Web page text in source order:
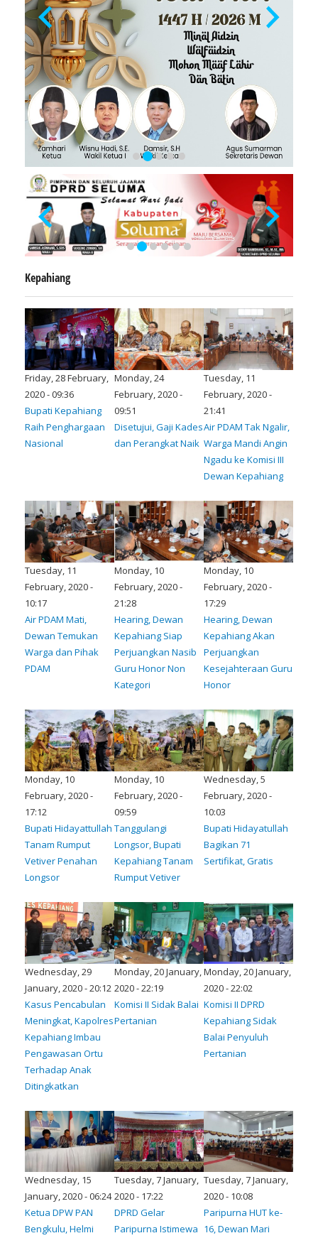
Kepahiang
Friday, 28 February,
2020 - 09:36
Bupati Kepahiang
Raih Penghargaan
Nasional
Monday, 24
February, 2020 -
09:51
Disetujui, Gaji Kades
dan Perangkat Naik
Tuesday, 11
February, 2020 -
21:41
Air PDAM Tak Ngalir,
Warga Mandi Angin
Ngadu ke Komisi III
Dewan Kepahiang
Tuesday, 11
February, 2020 -
10:17
Air PDAM Mati,
Dewan Temukan
Warga dan Pihak
PDAM
Monday, 10
February, 2020 -
21:28
Hearing, Dewan
Kepahiang Siap
Perjuangkan Nasib
Guru Honor Non
Kategori
Monday, 10
February, 2020 -
17:29
Hearing, Dewan
Kepahiang Akan
Perjuangkan
Kesejahteraan Guru
Honor
Monday, 10
February, 2020 -
17:12
Bupati Hidayattullah
Tanam Rumput
Vetiver Penahan
Longsor
Monday, 10
February, 2020 -
09:59
Tanggulangi
Longsor, Bupati
Kepahiang Tanam
Rumput Vetiver
Wednesday, 5
February, 2020 -
10:03
Bupati Hidayatullah
Bagikan 71
Sertifikat, Gratis
Wednesday, 29
January, 2020 - 20:12
Kasus Pencabulan
Meningkat, Kapolres
Kepahiang Imbau
Pengawasan Ortu
Terhadap Anak
Ditingkatkan
Monday, 20 January,
2020 - 22:19
Komisi II Sidak Balai
Pertanian
Monday, 20 January,
2020 - 22:02
Komisi II DPRD
Kepahiang Sidak
Balai Penyuluh
Pertanian
Wednesday, 15
January, 2020 - 06:24
Ketua DPW PAN
Bengkulu, Helmi
Tuesday, 7 January,
2020 - 17:22
DPRD Gelar
Paripurna Istimewa
Tuesday, 7 January,
2020 - 10:08
Paripurna HUT ke-
16, Dewan Mari